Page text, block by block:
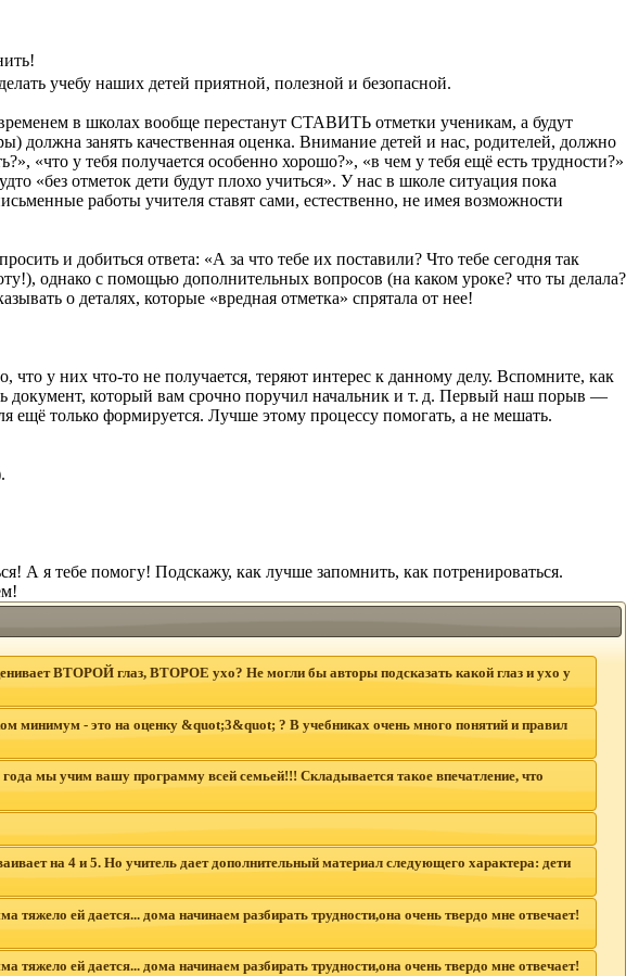
учебу наших детей приятной, полезной и безопасной.
в школах вообще перестанут СТАВИТЬ отметки ученикам, а будут
занять качественная оценка. Внимание детей и нас, родителей, должно
«что у тебя получается особенно хорошо?», «в чем у тебя ещё есть трудности?»
«без отметок дети будут плохо учиться». У нас в школе ситуация пока
работы учителя ставят сами, естественно, не имея возможности
и добиться ответа: «А за что тебе их поставили? Что тебе сегодня так
однако с помощью дополнительных вопросов (на каком уроке? что ты делала?
о деталях, которые «вредная отметка» спрятала от нее!
что у них что-то не получается, теряют интерес к данному делу. Вспомните, как
документ, который вам срочно поручил начальник и т. д. Первый наш порыв —
ещё только формируется. Лучше этому процессу помогать, а не мешать.
я тебе помогу! Подскажу, как лучше запомнить, как потренироваться.
ВТОРОЙ глаз, ВТОРОЕ ухо? Не могли бы авторы подсказать какой глаз и ухо у
минимум - это на оценку &quot;3&quot; ? В учебниках очень много понятий и правил
мы учим вашу программу всей семьей!!! Складывается такое впечатление, что
на 4 и 5. Но учитель дает дополнительный материал следующего характера: дети
ей дается... дома начинаем разбирать трудности,она очень твердо мне отвечает!
ей дается... дома начинаем разбирать трудности,она очень твердо мне отвечает!